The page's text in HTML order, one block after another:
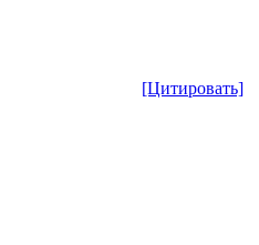
[Цитировать]